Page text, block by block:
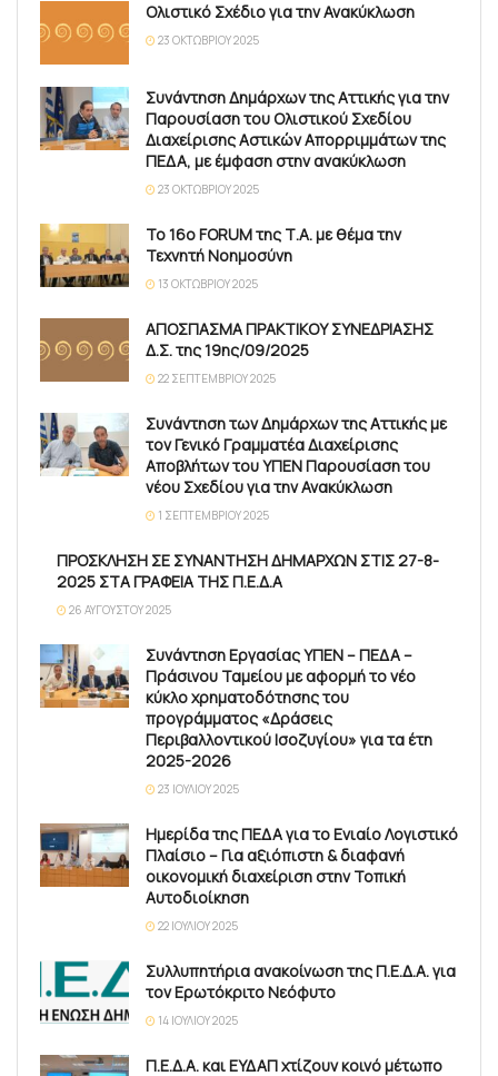
Ολιστικό Σχέδιο για την Ανακύκλωση
23 ΟΚΤΩΒΡΊΟΥ 2025
Συνάντηση Δημάρχων της Αττικής για την
Παρουσίαση του Ολιστικού Σχεδίου
Διαχείρισης Αστικών Απορριμμάτων της
ΠΕΔΑ, με έμφαση στην ανακύκλωση
23 ΟΚΤΩΒΡΊΟΥ 2025
Το 16ο FORUM της Τ.Α. με θέμα την
Τεχνητή Νοημοσύνη
13 ΟΚΤΩΒΡΊΟΥ 2025
ΑΠΟΣΠΑΣΜΑ ΠΡΑΚΤΙΚΟΥ ΣΥΝΕΔΡΙΑΣΗΣ
Δ.Σ. της 19ης/09/2025
22 ΣΕΠΤΕΜΒΡΊΟΥ 2025
Συνάντηση των Δημάρχων της Αττικής με
τον Γενικό Γραμματέα Διαχείρισης
Αποβλήτων του ΥΠΕΝ Παρουσίαση του
νέου Σχεδίου για την Ανακύκλωση
1 ΣΕΠΤΕΜΒΡΊΟΥ 2025
ΠΡΟΣΚΛΗΣΗ ΣΕ ΣΥΝΑΝΤΗΣΗ ΔΗΜΑΡΧΩΝ ΣΤΙΣ 27-8-
2025 ΣΤΑ ΓΡΑΦΕΙΑ ΤΗΣ Π.Ε.Δ.Α
26 ΑΥΓΟΎΣΤΟΥ 2025
Συνάντηση Εργασίας ΥΠΕΝ – ΠΕΔΑ –
Πράσινου Ταμείου με αφορμή το νέο
κύκλο χρηματοδότησης του
προγράμματος «Δράσεις
Περιβαλλοντικού Ισοζυγίου» για τα έτη
2025-2026
23 ΙΟΥΛΊΟΥ 2025
Ημερίδα της ΠΕΔΑ για το Ενιαίο Λογιστικό
Πλαίσιο – Για αξιόπιστη & διαφανή
οικονομική διαχείριση στην Τοπική
Αυτοδιοίκηση
22 ΙΟΥΛΊΟΥ 2025
Συλλυπητήρια ανακοίνωση της Π.Ε.Δ.Α. για
τον Ερωτόκριτο Νεόφυτο
14 ΙΟΥΛΊΟΥ 2025
Π.Ε.Δ.Α. και ΕΥΔΑΠ χτίζουν κοινό μέτωπο